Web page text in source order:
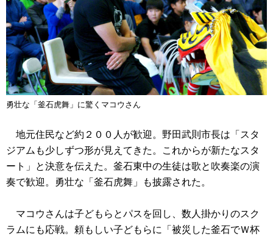
勇壮な「釜石虎舞」に驚くマコウさん
地元住民など約２００人が歓迎。野田武則市長は「スタ
ジアムも少しずつ形が見えてきた。これからが新たなスタ
ート」と決意を伝えた。釜石東中の生徒は歌と吹奏楽の演
奏で歓迎。勇壮な「釜石虎舞」も披露された。
マコウさんは子どもらとパスを回し、数人掛かりのスク
ラムにも応戦。頼もしい子どもらに「被災した釜石でＷ杯